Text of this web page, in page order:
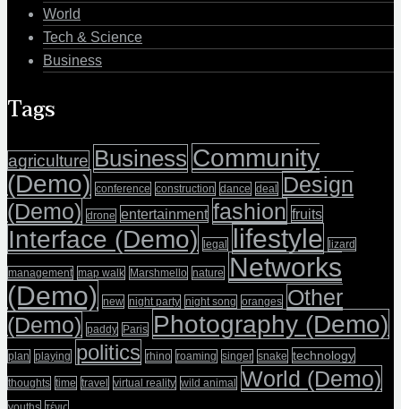
World
Tech & Science
Business
Tags
agriculture Business Community
(Demo) conference construction dance deal
Design
(Demo) drone entertainment fashion fruits
Interface (Demo) legal lifestyle lizard
management map walk Marshmello nature
Networks
(Demo) new night party night song oranges Other
(Demo) paddy Paris Photography (Demo)
plan playing politics rhino roaming singer snake technology
thoughts time travel virtual reality wild animal World (Demo)